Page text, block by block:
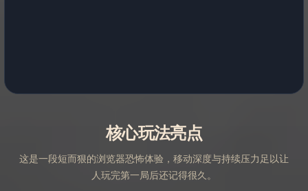
核心玩法亮点
这是一段短而狠的浏览器恐怖体验，移动深度与持续压力足以让
人玩完第一局后还记得很久。